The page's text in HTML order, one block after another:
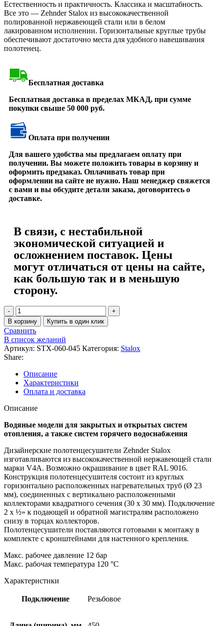
Естественность и практичность. Классика и масштабность.
Все это — Zehnder Stalox из высококачественной
полированной нержавеющей стали или в белом
лакированном исполнении. Горизонтальные круглые трубы
обеспечивают достаточно места для удобного навешивания
полотенец.
Бесплатная доставка
Бесплатная доставка в пределах МКАД, при сумме
покупки свыше 50 000 руб.
Оплата при получении
Для вашего удобства мы предлагаем оплату при
получении. Вы можете положить товары в корзину и
оформить предзаказ. Оплачивать товар при
оформлении на сайте не нужно. Наш менеджер свяжется
с вами и вы обсудите детали заказа, договоритесь о
доставке.
В связи, с нестабильной
экономической ситуацией и
осложнением поставок. Цены
могут отличаться от цены на сайте,
как большую так и в меньшую
сторону.
В корзину Купить в один клик
Сравнить
В список желаний
Артикул: STX-060-045 Категория: Stalox
Share:
Описание
Характеристики
Оплата и доставка
Описание
Водяные модели для закрытых и открытых систем
отопления, а также систем горячего водоснабжения
Дизайнерские полотенцесушители Zehnder Stalox
изготавливаются из высококачественной нержавеющей стали
марки V4A. Возможно окрашивание в цвет RAL 9016.
Конструкция полотенцесушителя состоит из круглых
горизонтально расположенных нагревательных труб (Ø 23
мм), соединенных с вертикально расположенными
коллекторами квадратного сечения (30 x 30 мм). Подключение
2 х ½» к подающей и обратной магистралям расположено
снизу в торцах коллекторов.
Полотенцесушители поставляются готовыми к монтажу в
комплекте с кронштейнами для настенного крепления.
Макс. рабочее давление 12 бар
Макс. рабочая температура 120 °C
Характеристики
Подключение Резьбовое